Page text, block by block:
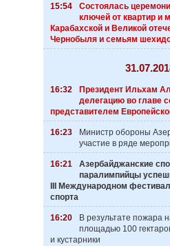
15:54
Состоялась
ключей от квартир и
Карабахской и Великой
Чернобыля и семьям
16:32
Президент Ильхам
делегацию во главе
представителем
16:23
Министр обороны
участие в ряде
16:21
Азербайджанские
паралимпийцы
III Международном
спорта
16:20
В результате пожара
площадью 100
и кустарники